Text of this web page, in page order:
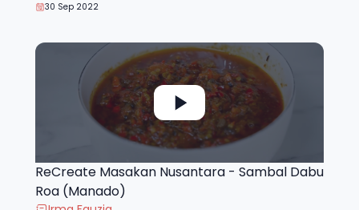
30 Sep 2022
ReCreate Masakan Nusantara - Sambal Dabu
Roa (Manado)